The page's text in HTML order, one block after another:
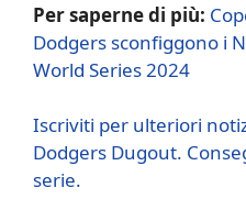
Per saperne di più:
Dodgers sconfiggono i
World Series 2024
Iscriviti per ulteriori
Dodgers Dugout.
serie.